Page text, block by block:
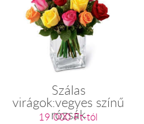
Szálas
virágok:vegyes színű
rózsák
19 000 Ft-tól